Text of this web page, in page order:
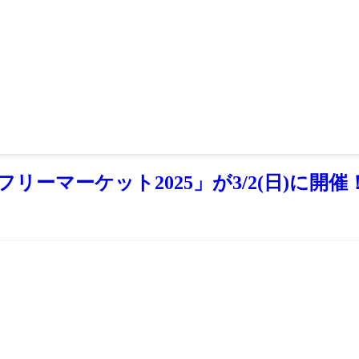
ーマーケット2025」が3/2(日)に開催